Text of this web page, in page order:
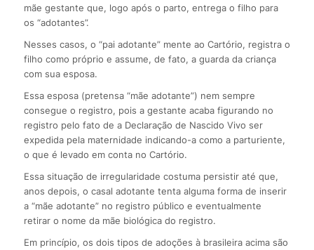
mãe gestante que, logo após o parto, entrega o filho para
os “adotantes”.
Nesses casos, o “pai adotante” mente ao Cartório, registra o
filho como próprio e assume, de fato, a guarda da criança
com sua esposa.
Essa esposa (pretensa “mãe adotante”) nem sempre
consegue o registro, pois a gestante acaba figurando no
registro pelo fato de a Declaração de Nascido Vivo ser
expedida pela maternidade indicando-a como a parturiente,
o que é levado em conta no Cartório.
Essa situação de irregularidade costuma persistir até que,
anos depois, o casal adotante tenta alguma forma de inserir
a “mãe adotante” no registro público e eventualmente
retirar o nome da mãe biológica do registro.
Em princípio, os dois tipos de adoções à brasileira acima são